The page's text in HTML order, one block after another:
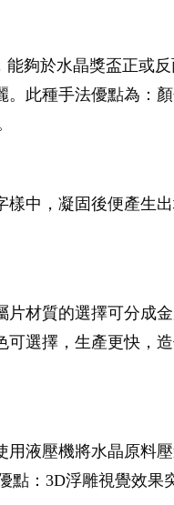
夠於水晶獎盃正或
此種手法優點為：
中，凝固後便產生
材質的選擇可分成
選擇，生產更快，
液壓機將水晶原料
點：3D浮雕視覺效果